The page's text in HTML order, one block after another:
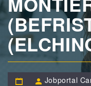
Jobportal